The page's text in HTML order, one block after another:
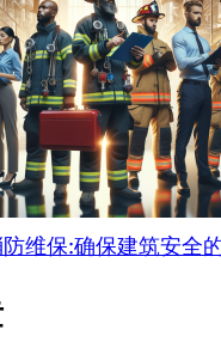
维保:确保建筑安全